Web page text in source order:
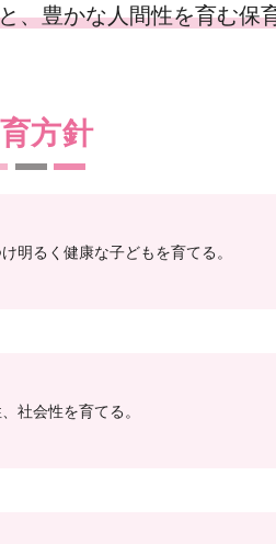
、豊かな人間性を育む保
方針
明るく健康な子どもを育てる。
社会性を育てる。